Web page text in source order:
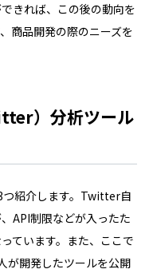
きれば、この後の動向を
商品開発の際のニーズを
）分析ツール
つ紹介します。Twitter自
API制限などが入ったた
ています。また、ここで
が開発したツールを公開